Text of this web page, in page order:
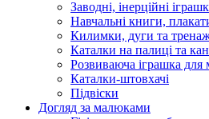
Заводні, інерційні
Навчальні книги,
Килимки, дуги та
Каталки на палиці та
Розвиваюча іграшка для
Каталки-штовхачі
Підвіски
Догляд за малюками